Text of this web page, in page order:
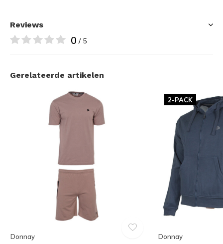
Reviews
0 / 5
Gerelateerde artikelen
Donnay
2-PACK
Donnay